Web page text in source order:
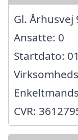
Gl. Århusvej
Ansatte: 0
Startdato:
CVR: